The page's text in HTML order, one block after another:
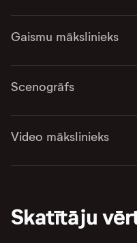
Gaismu mākslinieks
Scenogrāfs
Video mākslinieks
Skatītāju